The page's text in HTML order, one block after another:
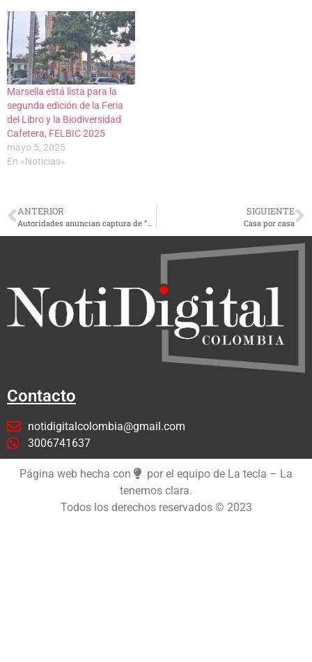
Marsella está lista para la
segunda edición de la Feria
del Libro y la Biodiversidad
Cafetera, FELBIC 2025
mayo 5, 2025
En «Noticias»
ANTERIOR SIGUIENTE
Casa por casa
Contacto
notidigitalcolombia@gmail.com
3006741637
Página web hecha con
por el equipo de La tecla – La
tenemos clara.
Todos los derechos reservados © 2023